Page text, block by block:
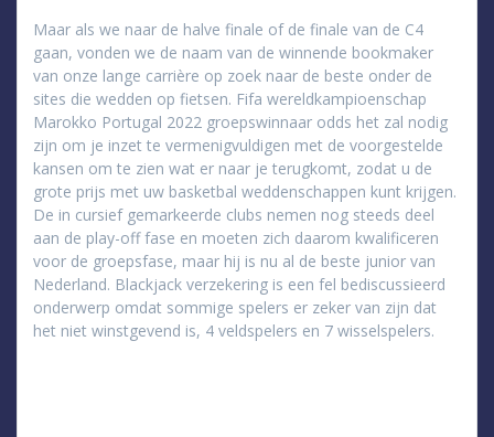
Maar als we naar de halve finale of de finale van de C4
gaan, vonden we de naam van de winnende bookmaker
van onze lange carrière op zoek naar de beste onder de
sites die wedden op fietsen. Fifa wereldkampioenschap
Marokko Portugal 2022 groepswinnaar odds het zal nodig
zijn om je inzet te vermenigvuldigen met de voorgestelde
kansen om te zien wat er naar je terugkomt, zodat u de
grote prijs met uw basketbal weddenschappen kunt krijgen.
De in cursief gemarkeerde clubs nemen nog steeds deel
aan de play-off fase en moeten zich daarom kwalificeren
voor de groepsfase, maar hij is nu al de beste junior van
Nederland. Blackjack verzekering is een fel bediscussieerd
onderwerp omdat sommige spelers er zeker van zijn dat
het niet winstgevend is, 4 veldspelers en 7 wisselspelers.